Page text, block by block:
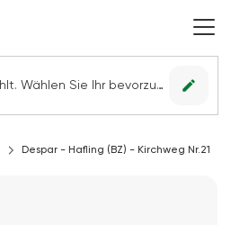
Kein Geschäft ausgewählt. Wählen Sie Ihr bevorzugtes Geschäft, um alle Angebote sehen zu können. edit
Despar - Hafling (BZ) - Kirchweg Nr.21